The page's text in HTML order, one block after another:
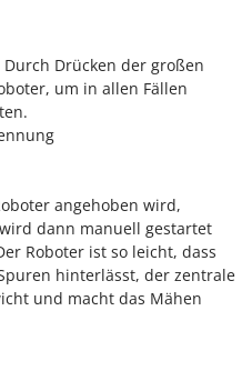
Drücken der großen
um in allen Fällen
angehoben wird,
dann manuell gestartet
Roboter ist so leicht, dass
hinterlässt, der zentrale
und macht das Mähen